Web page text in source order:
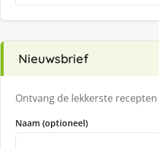
Nieuwsbrief
Ontvang de lekkerste
Naam (optioneel)